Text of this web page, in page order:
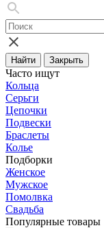
Найти Закрыть
Часто ищут
Кольца
Серьги
Цепочки
Подвески
Браслеты
Колье
Подборки
Женское
Мужское
Помолвка
Свадьба
Популярные товары